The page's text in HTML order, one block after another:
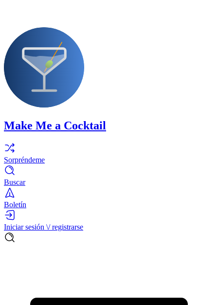
Make Me a Cocktail
Sorpréndeme
Buscar
Boletín
Iniciar sesión \/ registrarse